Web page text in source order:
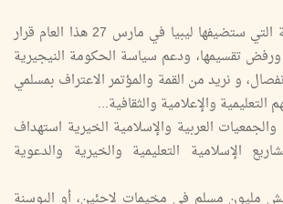
نريد من القمة العربية التي ستضيفها ليبيا في مارس 27 هذا العام قرار
ورفض تقسيمها، ودعم سياسة الحكومة النيجيرية
و نريد من القمة والمؤتمر الاعتراف بمسلمي
والإعلامية والثقافية...
العربية والإسلامية الخيرية استهداف
الإسلامية التعليمية والخيرية والدعوية
مليون مسلم في مخيمات لاجئين، أو البوسنة